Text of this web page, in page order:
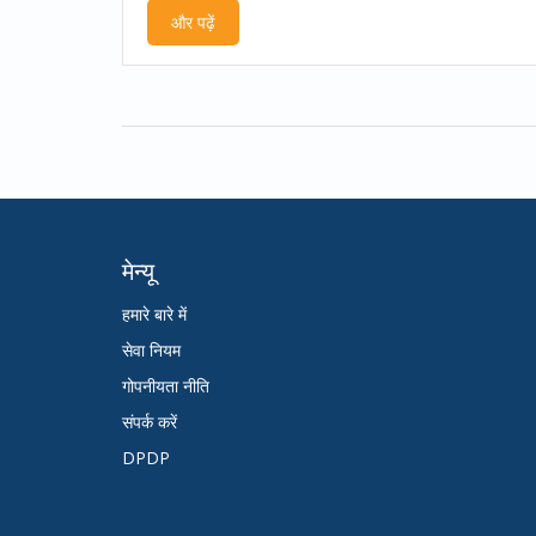
और पढ़ें
मेन्यू
हमारे बारे में
सेवा नियम
गोपनीयता नीति
संपर्क करें
DPDP